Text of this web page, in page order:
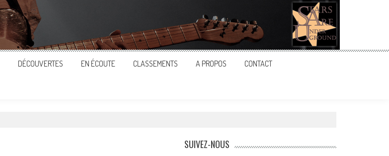
DÉCOUVERTES EN ÉCOUTE CLASSEMENTS A PROPOS CONTACT
SUIVEZ-NOUS